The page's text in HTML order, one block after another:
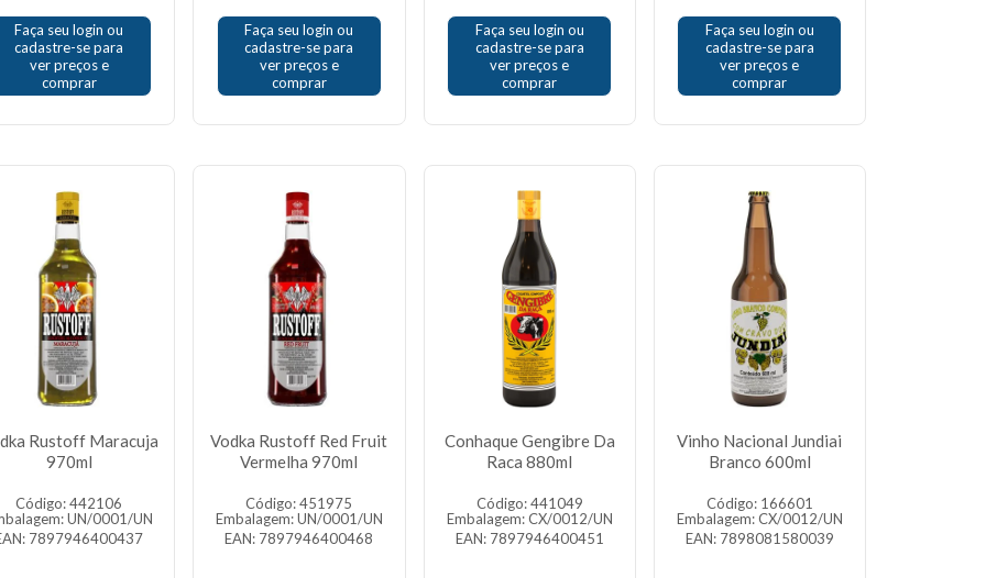
Faça seu login ou
cadastre-se para
ver preços e
comprar
Faça seu login ou
cadastre-se para
ver preços e
comprar
Faça seu login ou
cadastre-se para
ver preços e
comprar
Faça seu login ou
cadastre-se para
ver preços e
comprar
Rustoff Maracuja
970ml
Código: 442106
UN/0001/UN
7897946400437
Vodka Rustoff Red Fruit
Vermelha 970ml
Código: 451975
Embalagem: UN/0001/UN
EAN: 7897946400468
Conhaque Gengibre Da
Raca 880ml
Código: 441049
Embalagem: CX/0012/UN
EAN: 7897946400451
Vinho Nacional Jundiai
Branco 600ml
Código: 166601
Embalagem: CX/0012/UN
EAN: 7898081580039